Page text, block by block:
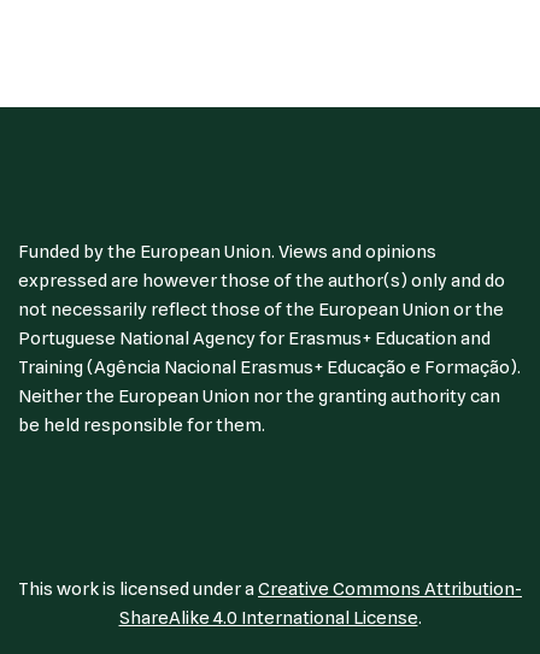
Funded by the European Union. Views and opinions
expressed are however those of the author(s) only and do
not necessarily reflect those of the European Union or the
Portuguese National Agency for Erasmus+ Education and
Training (Agência Nacional Erasmus+ Educação e Formação).
Neither the European Union nor the granting authority can
be held responsible for them.
This work is licensed under aCreative Commons Attribution-
ShareAlike 4.0 International License.